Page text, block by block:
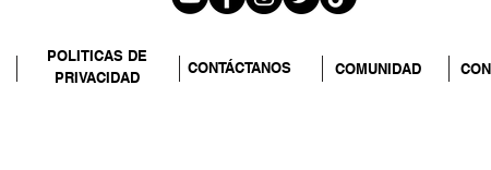
POLITICAS DE
PRIVACIDAD
CONTÁCTANOS COMUNIDAD